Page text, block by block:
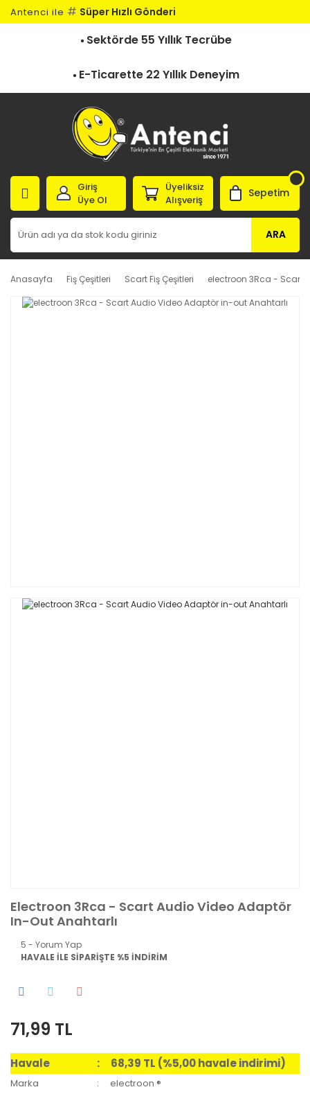
Antenci ile # Süper Hızlı Gönderi
Sektörde 55 Yıllık Tecrübe
E-Ticarette 22 Yıllık Deneyim
ARA
Giriş
Üye Ol
Üyeliksiz
Alışveriş
Sepetim
Anasayfa Fiş Çeşitleri Scart Fiş Çeşitleri electroon 3Rca - Scart
Electroon 3Rca - Scart Audio Video Adaptör
In-Out Anahtarlı
5 - Yorum Yap
HAVALE İLE SİPARİŞTE %5 İNDİRİM
71,99 TL
Havale 68,39 TL (%5,00 havale indirimi)
Marka
electroon ®